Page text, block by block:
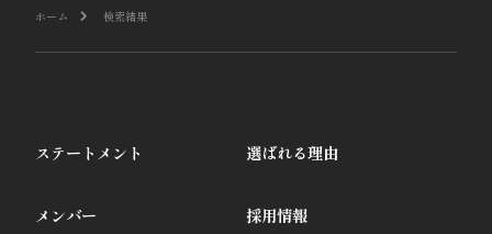
ホーム 検索結果
ステートメント 選ばれる理由
メンバー 採用情報